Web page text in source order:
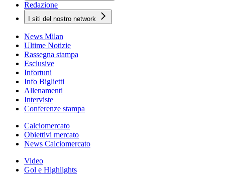
Redazione
I siti del nostro network
News Milan
Ultime Notizie
Rassegna stampa
Esclusive
Infortuni
Info Biglietti
Allenamenti
Interviste
Conferenze stampa
Calciomercato
Obiettivi mercato
News Calciomercato
Video
Gol e Highlights